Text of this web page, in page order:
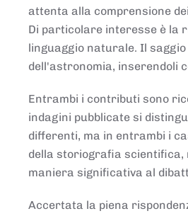
attenta alla comprensione
Di particolare interesse è la
linguaggio naturale. Il
dell'astronomia, inserendoli
Entrambi i contributi sono
indagini pubblicate si
differenti, ma in entrambi i
della storiografia scientifica,
maniera significativa al
Accertata la piena